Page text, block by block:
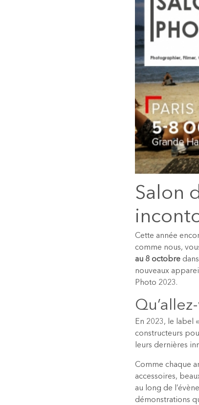
Salon
Cette année
comme nous,
au 8 octobre
nouveaux
Photo 2023.
En 2023, le label
constructeurs
leurs dernières
Comme chaque
accessoires,
au long de
démonstrations